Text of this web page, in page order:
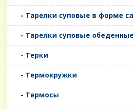
- Тарелки суповые в форме
- Тарелки суповые обеденные
- Терки
- Термокружки
- Термосы